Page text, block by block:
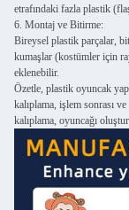
etrafındaki fazla plastik
6. Montaj ve Bitirme:
Bireysel plastik parçalar,
kumaşlar (kostümler için
eklenebilir.
Özetle, plastik oyuncak
kalıplama, işlem sonrası
kalıplama, oyuncağı